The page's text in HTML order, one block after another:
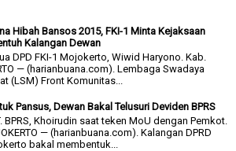
Hibah Bansos 2015, FKI-1 Minta Kejaksaan
Kalangan Dewan
FKI-1 Mojokerto, Wiwid Haryono. Kab.
— (harianbuana.com). Lembaga Swadaya
(LSM) Front Komunitas...
Pansus, Dewan Bakal Telusuri Deviden BPRS
BPRS, Khoirudin saat teken MoU dengan Pemkot.
— (harianbuana.com). Kalangan DPRD
bakal membentuk...